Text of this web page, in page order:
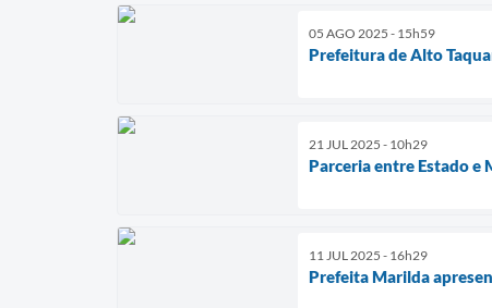
05 AGO 2025 - 15h59
Prefeitura de Alto
21 JUL 2025 - 10h29
Parceria entre Estado e
11 JUL 2025 - 16h29
Prefeita Marilda